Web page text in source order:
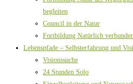
begleiten
Council in der Natur
Fortbildung Natürlich
Lebenspfade – Selbsterfahrung und
Visionssuche
24 Stunden Solo